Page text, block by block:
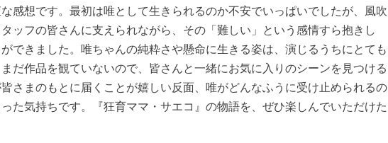
感想です。最初は唯として生きられるのか不安でいっぱいでしたが、風吹
ッフの皆さんに支えられながら、その「難しい」という感情すら抱きし
できました。唯ちゃんの純粋さや懸命に生きる姿は、演じるうちにとても
だ作品を観ていないので、皆さんと一緒にお気に入りのシーンを見つける
さまのもとに届くことが嬉しい反面、唯がどんなふうに受け止められるの
た気持ちです。『狂育ママ・サエコ』の物語を、ぜひ楽しんでいただけた